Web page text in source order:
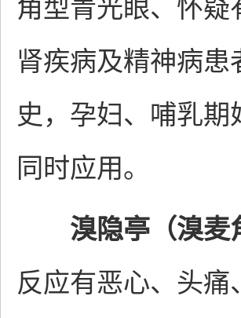
角型青光眼、怀
肾疾病及精神病
史，孕妇、哺乳
同时应用。
溴隐亭（溴麦
反应有恶心、头